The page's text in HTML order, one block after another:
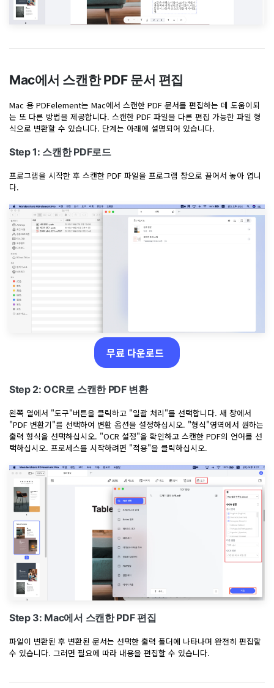
Mac에서 스캔한 PDF 문서 편집
Mac 용 PDFelement는 Mac에서 스캔한 PDF 문서를 편집하는 데 도움이되
는 또 다른 방법을 제공합니다. 스캔한 PDF 파일을 다른 편집 가능한 파일 형
식으로 변환할 수 있습니다. 단계는 아래에 설명되어 있습니다.
Step 1: 스캔한 PDF로드
프로그램을 시작한 후 스캔한 PDF 파일을 프로그램 창으로 끌어서 놓아 엽니
다.
무료 다운로드
Step 2: OCR로 스캔한 PDF 변환
왼쪽 열에서 "도구"버튼을 클릭하고 "일괄 처리"를 선택합니다. 새 창에서
"PDF 변환기"를 선택하여 변환 옵션을 설정하십시오. "형식"영역에서 원하는
출력 형식을 선택하십시오. "OCR 설정"을 확인하고 스캔한 PDF의 언어를 선
택하십시오. 프로세스를 시작하려면 "적용"을 클릭하십시오.
Step 3: Mac에서 스캔한 PDF 편집
파일이 변환된 후 변환된 문서는 선택한 출력 폴더에 나타나며 완전히 편집할
수 있습니다. 그러면 필요에 따라 내용을 편집할 수 있습니다.